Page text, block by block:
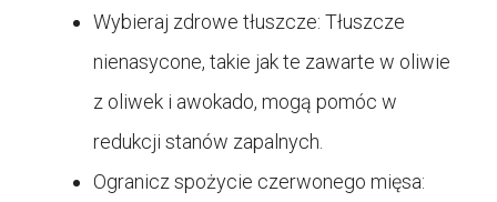
Wybieraj zdrowe tłuszcze: Tłuszcze
nienasycone, takie jak te zawarte w oliwie
z oliwek i awokado, mogą pomóc w
redukcji stanów zapalnych.
Ogranicz spożycie czerwonego mięsa: